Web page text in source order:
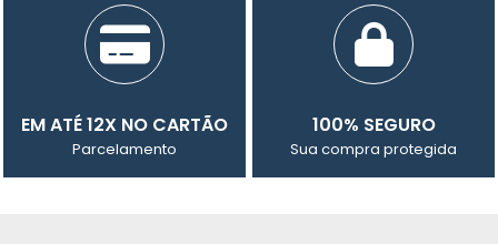
EM ATÉ 12X NO CARTÃO
Parcelamento
100% SEGURO
Sua compra protegida